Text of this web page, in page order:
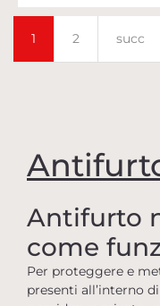
1 2 succ
Antifurto
come
Per proteggere e
presenti all’interno